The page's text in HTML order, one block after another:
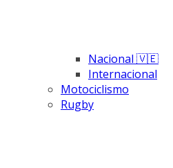
Nacional 🇻🇪
Internacional
Motociclismo
Rugby